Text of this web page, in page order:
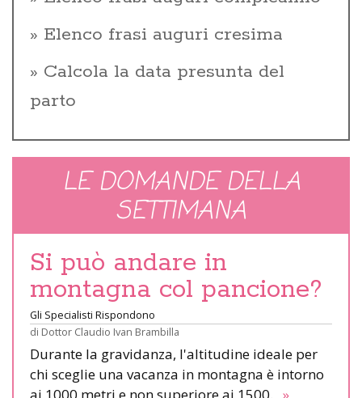
Elenco frasi auguri cresima
Calcola la data presunta del
parto
LE DOMANDE DELLA
SETTIMANA
Si può andare in
montagna col pancione?
Gli Specialisti Rispondono
di Dottor Claudio Ivan Brambilla
Durante la gravidanza, l'altitudine ideale per
chi sceglie una vacanza in montagna è intorno